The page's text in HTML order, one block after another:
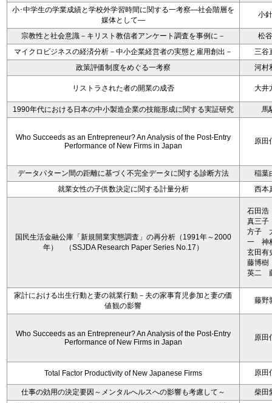
小･中学生の学業成績と学校外学習時間に関する一考察―社会階層を
媒体として―
小
宗教性と社会意識－キリスト教信者アンケート調査を事例に－
松
マイクロビジネスの経済分析－中小企業経営者の実態と雇用創出－
三谷
政策評価制度をめぐる一考察
河村
リストラされた者の開業の成否 大井
1990年代における日本の中小製造企業の技能形成に関する実証研究 馬
Who Succeeds as an Entrepreneur? An Analysis of the Post-Entry
Performance of New Firms in Japan
原田
データパターン間の距離に基づく不完全データに関する診断方法
稲葉
就業女性の子供数決定に関する計量分析
西本
国民生活金融公庫「新規開業実態調査」の再分析（1991年～2000
年） （SSJDA Research Paper Series No.17）
石田
真三
方子
一 神
玄田
藤博
英二
家計における出生行動と妻の就業行動－夫の家事育児参加と妻の価
値観の影響
藤野
Who Succeeds as an Entrepreneur? An Analysis of the Post-Entry
Performance of New Firms in Japan
原田
Total Factor Productivity of New Japanese Firms 原田
仕事の効用の決定要因～メンタルへルスへの影響も考慮して～
柴田